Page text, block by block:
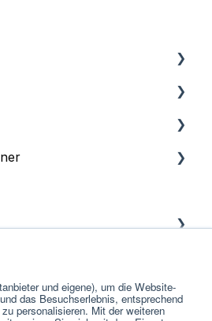
und eigene), um die Website-
das Besuchserlebnis, entsprechend
personalisieren. Mit der weiteren
Rechnungen
Wareneinsätze
der Datenbank
im Warenwirtschaftssystem